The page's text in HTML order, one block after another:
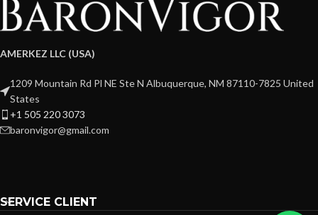
AMERKEZ LLC (USA)
1209 Mountain Rd Pl NE Ste N Albuquerque, NM 87110-7825 United
States
+1 505 220 3073
baronvigor@gmail.com
SERVICE CLIENT